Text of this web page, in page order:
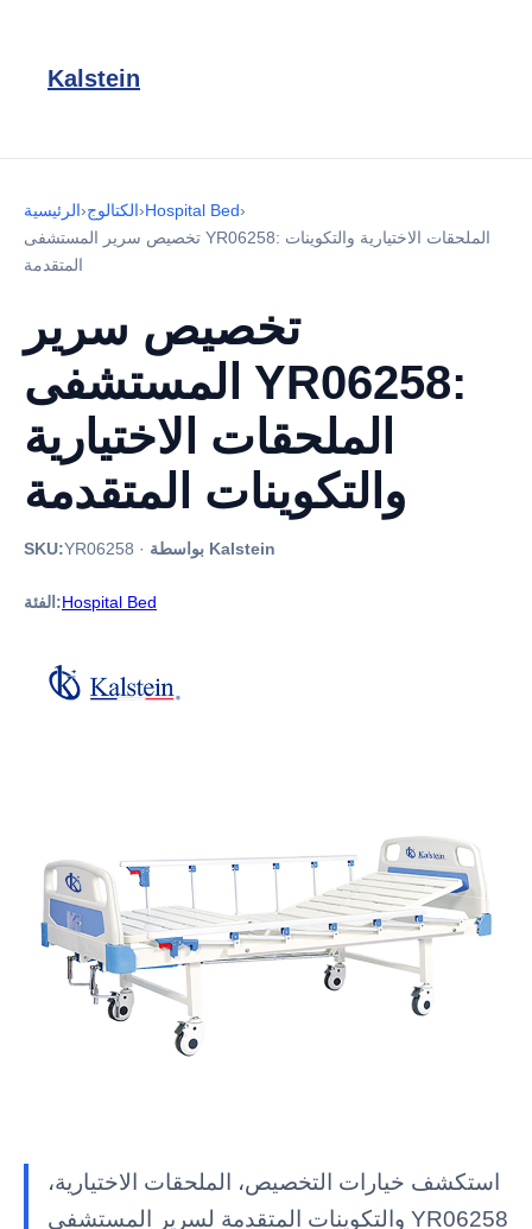
Kalstein
الرئيسية›الكتالوج›Hospital Bed›
تخصيص سرير المستشفى YR06258: الملحقات الاختيارية والتكوينات
المتقدمة
تخصيص سرير
المستشفى YR06258:
الملحقات الاختيارية
والتكوينات المتقدمة
SKU:YR06258 · بواسطة Kalstein
الفئة:Hospital Bed
استكشف خيارات التخصيص، الملحقات الاختيارية،
والتكوينات المتقدمة لسرير المستشفى YR06258